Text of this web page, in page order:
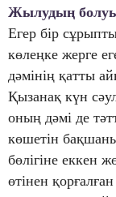
Жылудың
Егер бір
көлеңке жерге
дәмінің қатты
Қызанақ күн
оның дәмі де
көшетін
бөлігіне еккен
өтінен